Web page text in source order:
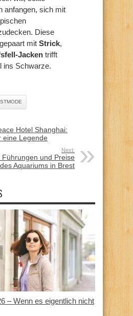
anfangen, sich mit
Diese
mit Strick,
Jacken trifft
ins Schwarze.
Hotel Shanghai:
eine Legende
Next:
und Preise
des Aquariums in Brest
– Wenn es eigentlich nicht